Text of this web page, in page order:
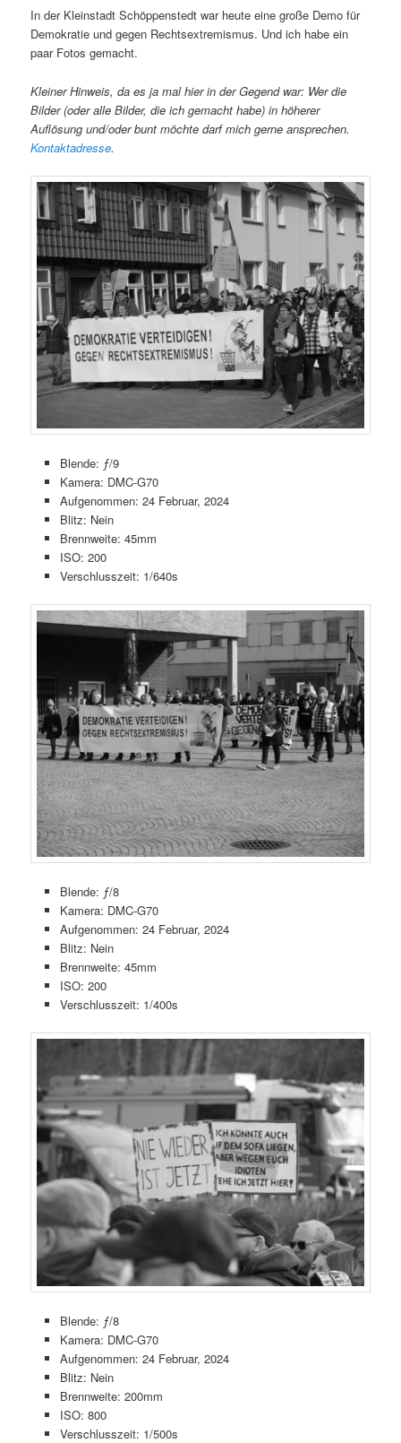
In der Kleinstadt Schöppenstedt war heute eine große Demo für
Demokratie und gegen Rechtsextremismus. Und ich habe ein
paar Fotos gemacht.
Kleiner Hinweis, da es ja mal hier in der Gegend war: Wer die
Bilder (oder alle Bilder, die ich gemacht habe) in höherer
Auflösung und/oder bunt möchte darf mich gerne ansprechen.
Kontaktadresse.
Blende: ƒ/9
Kamera: DMC-G70
Aufgenommen: 24 Februar, 2024
Blitz: Nein
Brennweite: 45mm
ISO: 200
Verschlusszeit: 1/640s
Blende: ƒ/8
Kamera: DMC-G70
Aufgenommen: 24 Februar, 2024
Blitz: Nein
Brennweite: 45mm
ISO: 200
Verschlusszeit: 1/400s
Blende: ƒ/8
Kamera: DMC-G70
Aufgenommen: 24 Februar, 2024
Blitz: Nein
Brennweite: 200mm
ISO: 800
Verschlusszeit: 1/500s